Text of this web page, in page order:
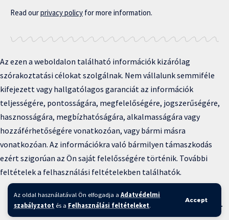
Az oldal használatával Ön elfogadja a Adatvédelmi
szabályzatot és a Felhasználási feltételeket.
Accept
Read ourprivacy policy for more information.
Az ezen a weboldalon található információk kizárólag
szórakoztatási célokat szolgálnak. Nem vállalunk semmiféle
kifejezett vagy hallgatólagos garanciát az információk
teljességére, pontosságára, megfelelőségére, jogszerűségére,
hasznosságára, megbízhatóságára, alkalmasságára vagy
hozzáférhetőségére vonatkozóan, vagy bármi másra
vonatkozóan. Az információkra való bármilyen támaszkodás
ezért szigorúan az Ön saját felelősségére történik. További
feltételek a felhasználási feltételekben találhatók.
Copyright © 2025 BFKH.hu
Felhasználási feltételek –Adatvédelmi irányelvek – Kapcsolat –